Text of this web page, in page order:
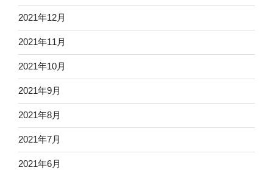
2021年12月
2021年11月
2021年10月
2021年9月
2021年8月
2021年7月
2021年6月